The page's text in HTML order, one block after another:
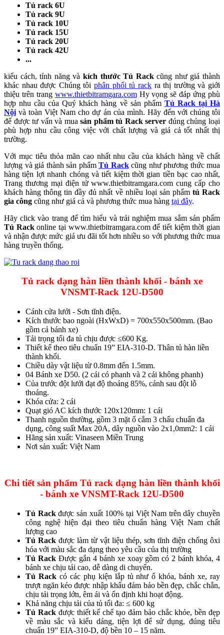
Tủ rack 6U
Tủ rack 9U
Tủ rack 10U
Tủ rack 15U
Tủ rack 20U
Tủ rack 42U
...
kiểu cách, tính năng và kích thước Tủ Rackcũng như giá thành
khác nhau được Chúng tôiphân phối tủ rackra thị trường và giới
thiệu trên trang www.thietbitramgara.comHy vọng sẽ đáp ứng phù
hợp nhu cầu của Quý khách hàng về sản phẩm Tủ Rack tại Hà
Nội và toàn Việt Nam cho dự án của mình. Hãy đến với chúng tôi
để được tư vấn và muasản phẩm tủ Rack server đúng chủng loại
phù hợp nhu cầu công việc với chất lượng và giá cả tốt nhất thị
trường.
Với mục tiêu thỏa mãn cao nhất nhu cầu của khách hàng về chất
lượng và giá thành sản phẩm Tủ Rackcũng như phương thức mua
hàng tiện lợi nhanh chóng và tiết kiệm thời gian tiền bạc cao nhất,
Trang thương mại điện tử www.thietbitramgara.com cung cấp cho
khách hàng thông tin đầy đủ nhất về nhiều loại sản phẩm tủ Rack
gia công cũng như giá cả và phương thức mua hàng tại đây.
Hãy click vào trang để tìm hiểu và trải nghiệm mua sắm sản phẩm
Tủ Rackonline tại www.thietbitramgara.com để tiết kiệm thời gian
và nhận được mức giá ưu đãi tốt hơn nhiều so với phương thức mua
hàng truyền thống.
Tủ rack dạng hàn liền thành khối - bánh xe
VNSMT-Rack 12U-D500
Cánh cửa lưới - Sơn tĩnh điện.
Kích thước bao ngoài (HxWxD) = 700x550x500mm. (Bao
gồm cả bánh xe)
Tải trọng tối đa tủ chịu được ≤600 Kg.
Thiết kế theo tiêu chuẩn 19” EIA-310-D. Thân tủ hàn liền
thành khối.
Chiều dày vật liệu từ 0.8mm đến 1.5mm.
04 Bánh xe D50. (2 cái có phanh và 2 cái không phanh)
Của trước đột lưới đạt độ thoáng 85%, cánh sau đột lỗ
thoáng.
Khóa cửa: 2 cái
Quạt gió AC kích thước 120x120mm: 1 cái
Thanh nguồn thường, gồm 3 mặt ổ cắm 3 chấu chuẩn đa
dụng, công suất Max 20A, dây nguồn vào 2x1,0mm2: 1 cái
Hãng sản xuất: Vinaseen Miền Trung
Nơi sản xuất: Việt Nam
Chi tiết sản phẩm Tủ rack dạng hàn liền thành khối
- bánh xe VNSMT-Rack 12U-D500
Tủ Rackđược sản xuất 100% tại Việt Nam trên dây chuyền
công nghệ hiện đại theo tiêu chuẩn hàng Việt Nam chất
lượng cao
Tủ Rack được làm từ vật liệu thép, sơn tĩnh điện chống ôxi
hóa với màu sắc đa dạng theo yêu cầu của thị trường
Tủ RackĐược gắn 4 bánh xe xoay gồm có 2 bánh khóa, 4
bánh xe chịu tải cao, dễ dàng di chuyển.
Tủ Rack có các phụ kiện lắp tủ như ổ khóa, bánh xe, ray
trượt ngăn kéo được nhập khẩu đảm bảo bền đẹp, chắc chắn,
chịu tải trọng lớn, êm ái và ổn định khi hoạt động.
Khả năng chịu tải của tủ tối đa: ≤ 600 kg
Tủ Rack được thiết kế chế tạo đảm bảo chắc khỏe, bền đẹp
về màu sắc và kiểu dáng, tiện lợi để sử dụng, đúng tiêu
chuẩn 19” EIA-310-D, độ bền 10 – 15 năm.